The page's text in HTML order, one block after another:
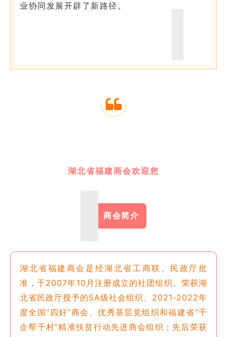
业协同发展开辟了新路径。
湖北省福建商会欢迎您
商会简介
湖北省福建商会是经湖北省工商联、民政厅批
准，于2007年10月注册成立的社团组织。荣获湖
北省民政厅授予的5A级社会组织、 2021-2022年
度全国“四好”商会、优秀基层党组织和福建省“千
企帮千村”精准扶贫行动先进商会组织；先后荣获